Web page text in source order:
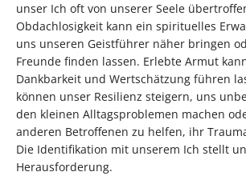
unser Ich oft von unserer Seele
Obdachlosigkeit kann ein spirituelles
uns unseren Geistführer näher bringen
Freunde finden lassen. Erlebte Armut
Dankbarkeit und Wertschätzung führen
können unser Resilienz steigern, uns
den kleinen Alltagsproblemen machen
anderen Betroffenen zu helfen, ihr
Die Identifikation mit unserem Ich stellt
Herausforderung.